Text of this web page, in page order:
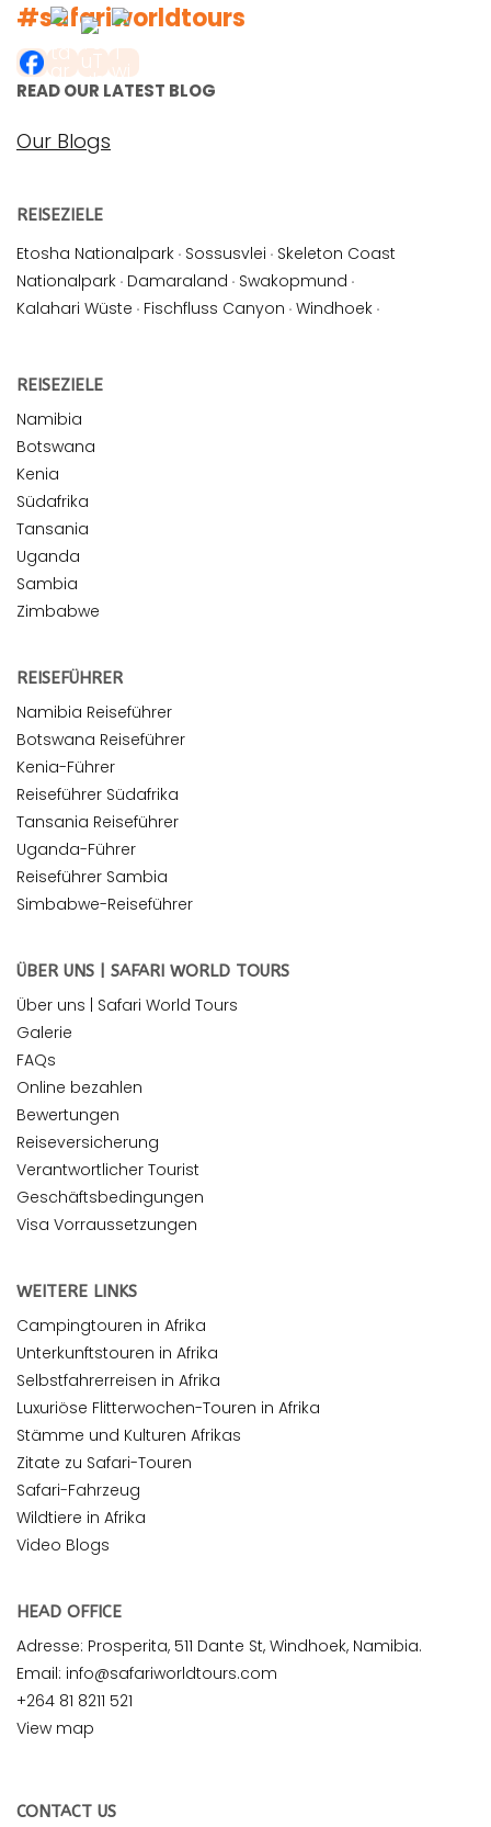
#safariworldtours
READ OUR LATEST BLOG
Our Blogs
REISEZIELE
Etosha Nationalpark · Sossusvlei · Skeleton Coast
Nationalpark · Damaraland · Swakopmund ·
Kalahari Wüste · Fischfluss Canyon · Windhoek ·
REISEZIELE
Namibia
Botswana
Kenia
Südafrika
Tansania
Uganda
Sambia
Zimbabwe
REISEFÜHRER
Namibia Reiseführer
Botswana Reiseführer
Kenia-Führer
Reiseführer Südafrika
Tansania Reiseführer
Uganda-Führer
Reiseführer Sambia
Simbabwe-Reiseführer
ÜBER UNS | SAFARI WORLD TOURS
Über uns | Safari World Tours
Galerie
FAQs
Online bezahlen
Bewertungen
Reiseversicherung
Verantwortlicher Tourist
Geschäftsbedingungen
Visa Vorraussetzungen
WEITERE LINKS
Campingtouren in Afrika
Unterkunftstouren in Afrika
Selbstfahrerreisen in Afrika
Luxuriöse Flitterwochen-Touren in Afrika
Stämme und Kulturen Afrikas
Zitate zu Safari-Touren
Safari-Fahrzeug
Wildtiere in Afrika
Video Blogs
HEAD OFFICE
Adresse: Prosperita, 511 Dante St, Windhoek, Namibia.
Email: info@safariworldtours.com
+264 81 8211 521
View map
CONTACT US